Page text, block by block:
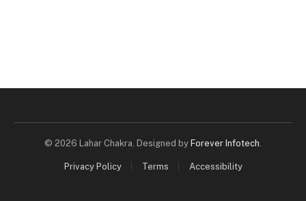
© 2026 Lahar Chakra. Designed by Forever Infotech
Privacy Policy Terms Accessibility